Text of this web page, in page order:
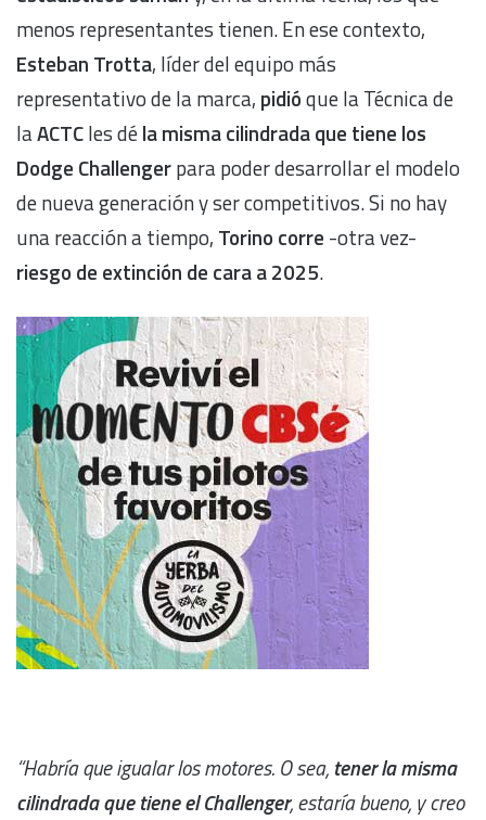
menos representantes tienen. En ese contexto,
Esteban Trotta, líder del equipo más
representativo de la marca, pidióque la Técnica de
laACTCles déla misma cilindrada que tiene los
Dodge Challengerpara poder desarrollar el modelo
de nueva generación y ser competitivos. Si no hay
una reacción a tiempo, Torino corre -otra vez-
riesgo de extinción de cara a 2025.
“Habría que igualar los motores. O sea, tener la misma
cilindrada que tiene el Challenger, estaría bueno, y creo